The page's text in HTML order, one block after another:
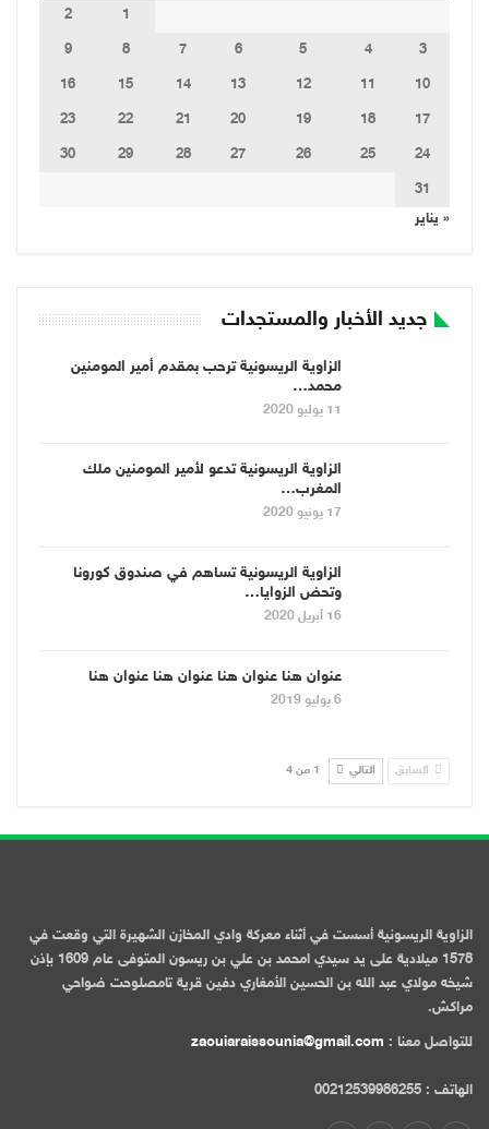
1
2
3
4
5
6
7
8
9
10
11
12
13
14
15
16
17
18
19
20
21
22
23
24
25
26
27
28
29
30
31
« يناير
جديد الأخبار والمستجدات
الزاوية الريسونية ترحب بمقدم أمير المومنين
محمد…
11 يوليو 2020
الزاوية الريسونية تدعو لأمير المومنين ملك
المغرب…
17 يونيو 2020
الزاوية الريسونية تساهم في صندوق كورونا
وتحض الزوايا…
16 أبريل 2020
عنوان هنا عنوان هنا عنوان هنا عنوان هنا
6 يوليو 2019
السابق التالي 1 من 4
الزاوية الريسونية أسست في أثناء معركة وادي المخازن الشهيرة التي وقعت في
1578 ميلادية على يد سيدي امحمد بن علي بن ريسون المتوفى عام 1609 بإذن
شيخه مولاي عبد الله بن الحسين الأمغاري دفين قرية تامصلوحت ضواحي
مراكش.
للتواصل معنا : zaouiaraissounia@gmail.com
الهاتف : 00212539986255